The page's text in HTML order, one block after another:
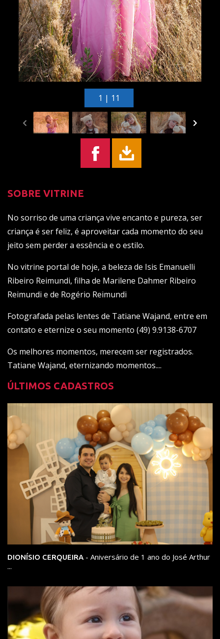
1 | 11
SOBRE VITRINE
No sorriso de uma criança vive encanto e pureza, ser
criança é ser feliz, é aproveitar cada momento do seu
jeito sem perder a essência e o estilo.
No vitrine portal de hoje, a beleza de Isis Emanuelli
Ribeiro Reimundi, filha de Marilene Dahmer Ribeiro
Reimundi e de Rogério Reimundi
Fotografada pelas lentes de Tatiane Wajand, entre em
contato e eternize o seu momento (49) 9.9138-6707
Os melhores momentos, merecem ser registrados.
Tatiane Wajand, eternizando momentos....
ÚLTIMOS CADASTROS
DIONÍSIO CERQUEIRA - Aniversário de 1 ano do José Arthur
...